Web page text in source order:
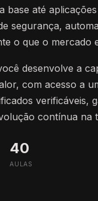
base até
segurança,
o que o mercado
desenvolve a
com acesso a
verificáveis,
contínua na
40
AULAS